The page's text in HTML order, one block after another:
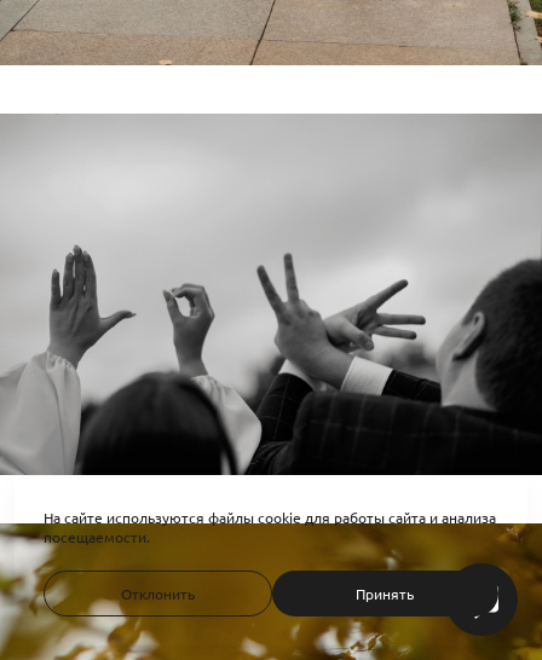
На сайте используются файлы cookie для работы сайта и анализа
посещаемости.
Отклонить Принять